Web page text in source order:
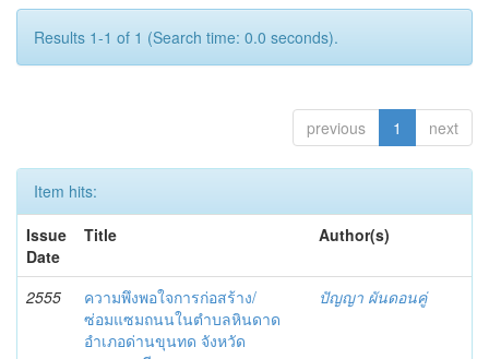
Results 1-1 of 1 (Search time: 0.0 seconds).
previous 1 next
Item hits:
Issue
Date
Title Author(s)
2555
ความพึงพอใจการก่อสร้าง/
ซ่อมแซมถนนในตำบลหินดาด
อำเภอด่านขุนทด จังหวัด
ปัญญา ผันดอนคู่